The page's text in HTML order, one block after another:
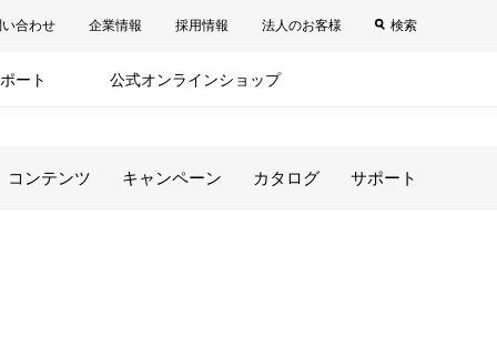
い合わせ 企業情報 採用情報 法人のお客様 検索
ート 公式オンラインショップ
コンテンツ キャンペーン カタログ サポート